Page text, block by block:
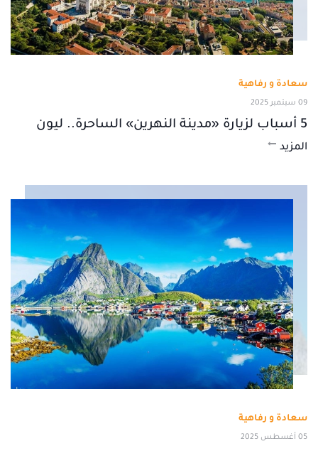
سعادة و رفاهية
09 سبتمبر 2025
5 أسباب لزيارة «مدينة النهرين» الساحرة.. ليون
المزيد
سعادة و رفاهية
05 أغسطس 2025